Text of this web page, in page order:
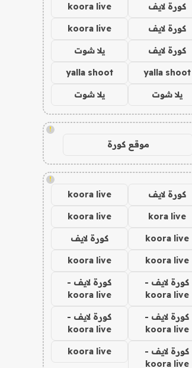
كورة لايف koora live
كورة لايف koora live
كورة لايف يلا شوت
yalla shoot
yalla shoot
يلا شوت يلا شوت
!
موقع كورة
!
كورة لايف koora live
kora live
koora live
koora live كورة لايف
koora live
koora live
كورة لايف -
koora live
كورة لايف -
koora live
كورة لايف -
koora live
كورة لايف -
koora live
كورة لايف -
koora live
koora live